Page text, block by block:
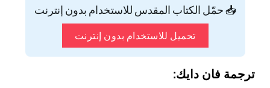
📥 حمّل الكتاب المقدس للاستخدام بدون إنترنت
تحميل للاستخدام بدون إنترنت
ترجمة فان دايك: